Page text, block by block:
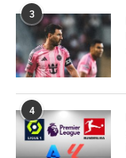
3
4